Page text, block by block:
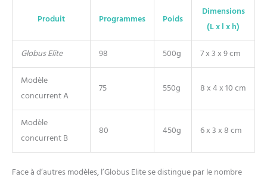
Produit Programmes Poids
Dimensions
(L x l x h)
Globus Elite
98 500g
7 x 3 x 9 cm
Modèle
concurrent A
75 550g 8 x 4 x 10 cm
Modèle
concurrent B
80 450g 6 x 3 x 8 cm
Face à d’autres modèles, l’Globus Elite se distingue par le nombre